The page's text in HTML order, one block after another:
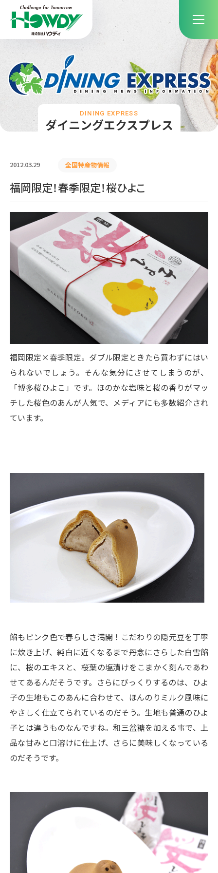
ダイニングエクスプレス
DINING EXPRESS
2012.03.29 全国特産物情報
福岡限定！春季限定！桜ひよこ
福岡限定×春季限定。ダブル限定ときたら買わずにはい
られないでしょう。そんな気分にさせてしまうのが、
「博多桜ひよこ」です。ほのかな塩味と桜の香りがマッ
チした桜色のあんが人気で、メディアにも多数紹介され
ています。
餡もピンク色で春らしさ満開！こだわりの隠元豆を丁寧
に炊き上げ、純白に近くなるまで丹念にさらした白雪餡
に、桜のエキスと、桜葉の塩漬けをこまかく刻んであわ
せてあるんだそうです。さらにびっくりするのは、ひよ
子の生地もこのあんに合わせて、ほんのりミルク風味に
やさしく仕立てられているのだそう。生地も普通のひよ
子とは違うものなんですね。和三盆糖を加える事で、上
品な甘みと口溶けに仕上げ、さらに美味しくなっている
のだそうです。